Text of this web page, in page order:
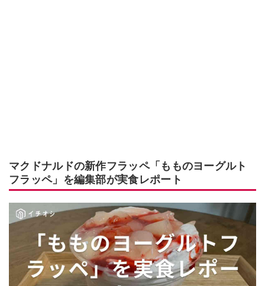
マクドナルドの新作フラッペ「もものヨーグルト
フラッペ」を編集部が実食レポート